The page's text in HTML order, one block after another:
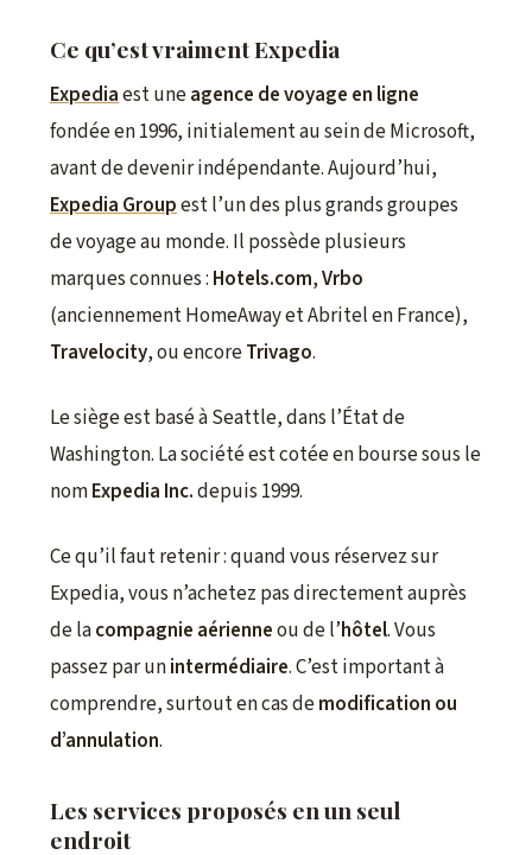
Ce qu’est vraiment Expedia
Expediaest uneagence de voyage en ligne
fondée en 1996, initialement au sein de Microsoft,
avant de devenir indépendante. Aujourd’hui,
Expedia Groupest l’un des plus grands groupes
de voyage au monde. Il possède plusieurs
marques connues : Hotels.com,Vrbo
(anciennement HomeAway et Abritel en France),
Travelocity, ou encoreTrivago.
Le siège est basé à Seattle, dans l’État de
Washington. La société est cotée en bourse sous le
nomExpedia Inc.depuis 1999.
Ce qu’il faut retenir : quand vous réservez sur
Expedia, vous n’achetez pas directement auprès
de lacompagnie aérienneou de l’hôtel. Vous
passez par unintermédiaire. C’est important à
comprendre, surtout en cas demodification ou
d’annulation.
Les services proposés en un seul
endroit